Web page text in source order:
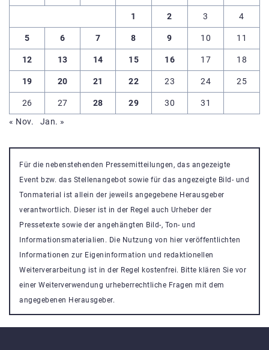
1 2 3 4
5 6 7 8 9 10 11
12 13 14 15 16 17 18
19 20 21 22 23 24 25
26 27 28 29 30
31
« Nov.
Jan. »
Für die nebenstehenden Pressemitteilungen, das angezeigte
Event bzw. das Stellenangebot sowie für das angezeigte Bild- und
Tonmaterial ist allein der jeweils angegebene Herausgeber
verantwortlich. Dieser ist in der Regel auch Urheber der
Pressetexte sowie der angehängten Bild-, Ton- und
Informationsmaterialien. Die Nutzung von hier veröffentlichten
Informationen zur Eigeninformation und redaktionellen
Weiterverarbeitung ist in der Regel kostenfrei. Bitte klären Sie vor
einer Weiterverwendung urheberrechtliche Fragen mit dem
angegebenen Herausgeber.